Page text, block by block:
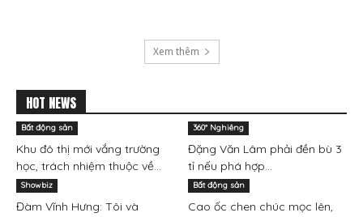
Xem thêm
HOT NEWS
Bất động sản
Khu đô thị mới vắng trường
học, trách nhiệm thuộc về...
360° Nghiêng
Đặng Văn Lâm phải đền bù 3
tỉ nếu phá hợp...
Showbiz
Đàm Vĩnh Hưng: Tôi và
Bất động sản
Cao ốc chen chúc mọc lên,